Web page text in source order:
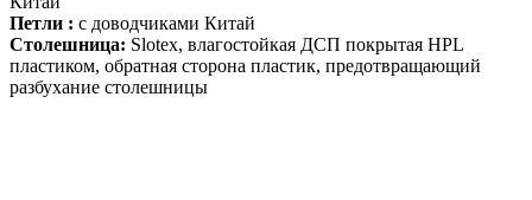
Петли : с доводчиками Китай
Столешница: Slotex, влагостойкая ДСП покрытая HPL
пластиком, обратная сторона пластик, предотвращающий
разбухание столешницы